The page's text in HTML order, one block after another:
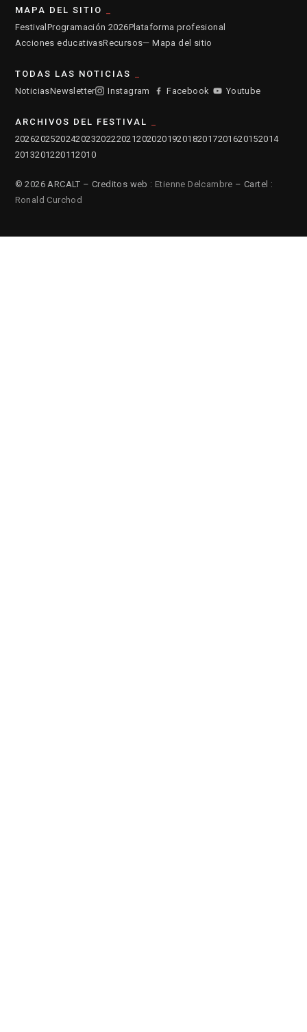
MAPA DEL SITIO
FestivalProgramación 2026Plataforma profesional
Acciones educativasRecursos— Mapa del sitio
TODAS LAS NOTICIAS
NoticiasNewsletter Instagram Facebook Youtube
ARCHIVOS DEL FESTIVAL
2026202520242023202220212020201920182017201620152014
2013201220112010
© 2026 ARCALT – Creditos web : Etienne Delcambre – Cartel :
Ronald Curchod